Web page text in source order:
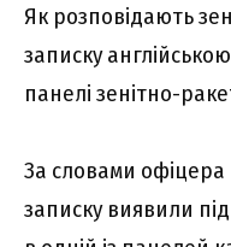
Як розповідають
записку
панелі зенітно-
За словами офіцера
записку виявили